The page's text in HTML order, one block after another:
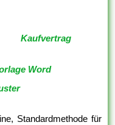
Kaufvertrag
Word
Standardmethode für